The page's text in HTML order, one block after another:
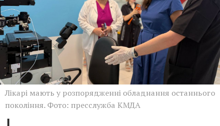
Лікарі мають у розпорядженні обладнання останнього
покоління. Фото: пресслужба КМДА